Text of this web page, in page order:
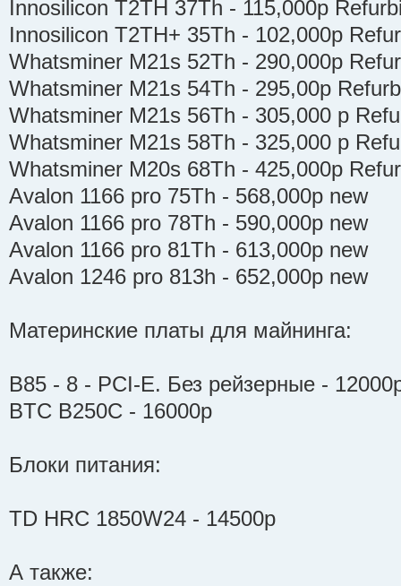
Innosilicon T2TH 37Th - 115,000р
Innosilicon T2TH+ 35Th - 102,000р
Whatsminer M21s 52Th - 290,000р
Whatsminer M21s 54Th - 295,00р
Whatsminer M21s 56Th - 305,000 р
Whatsminer M21s 58Th - 325,000 р
Whatsminer M20s 68Th - 425,000р
Avalon 1166 pro 75Th - 568,000р new
Avalon 1166 pro 78Th - 590,000р new
Avalon 1166 pro 81Th - 613,000р new
Avalon 1246 pro 813h - 652,000р new
Материнские платы для майнинга:
B85 - 8 - PCI-E. Без рейзерные -
BTC B250C - 16000р
Блоки питания:
TD HRC 1850W24 - 14500р
А также: